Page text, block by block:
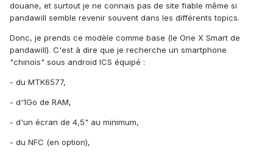
douane, et surtout je ne connais pas de site fiable même si
pandawill semble revenir souvent dans les différents topics.
Donc, je prends ce modèle comme base (le One X Smart de
pandawill). C'est à dire que je recherche un smartphone
"chinois" sous android ICS équipé :
- du MTK6577,
- d'1Go de RAM,
- d'un écran de 4,5" au minimum,
- du NFC (en option),